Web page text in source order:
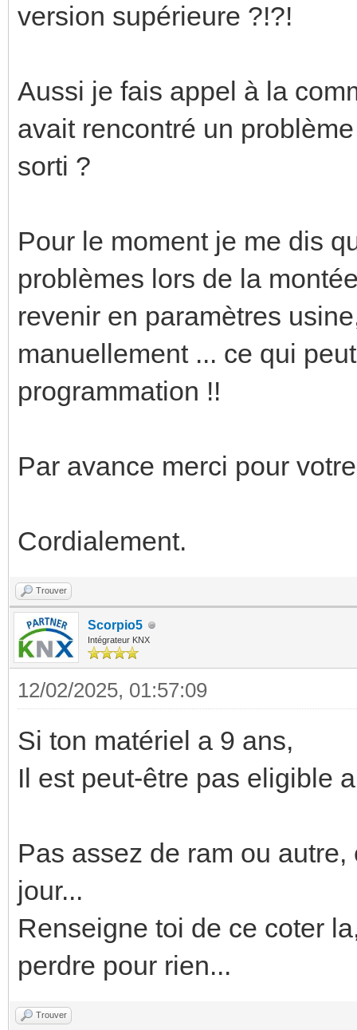
version supérieure ?!?!
Aussi je fais appel à la
avait rencontré un
sorti ?
Pour le moment je me dis
problèmes lors de la
revenir en paramètres
manuellement ... ce qui
programmation !!
Par avance merci pour
Cordialement.
Trouver
Scorpio5
Intégrateur KNX
12/02/2025, 01:57:09
Si ton matériel a 9 ans,
Il est peut-être pas eligible
Pas assez de ram ou
jour...
Renseigne toi de ce coter
perdre pour rien...
Trouver